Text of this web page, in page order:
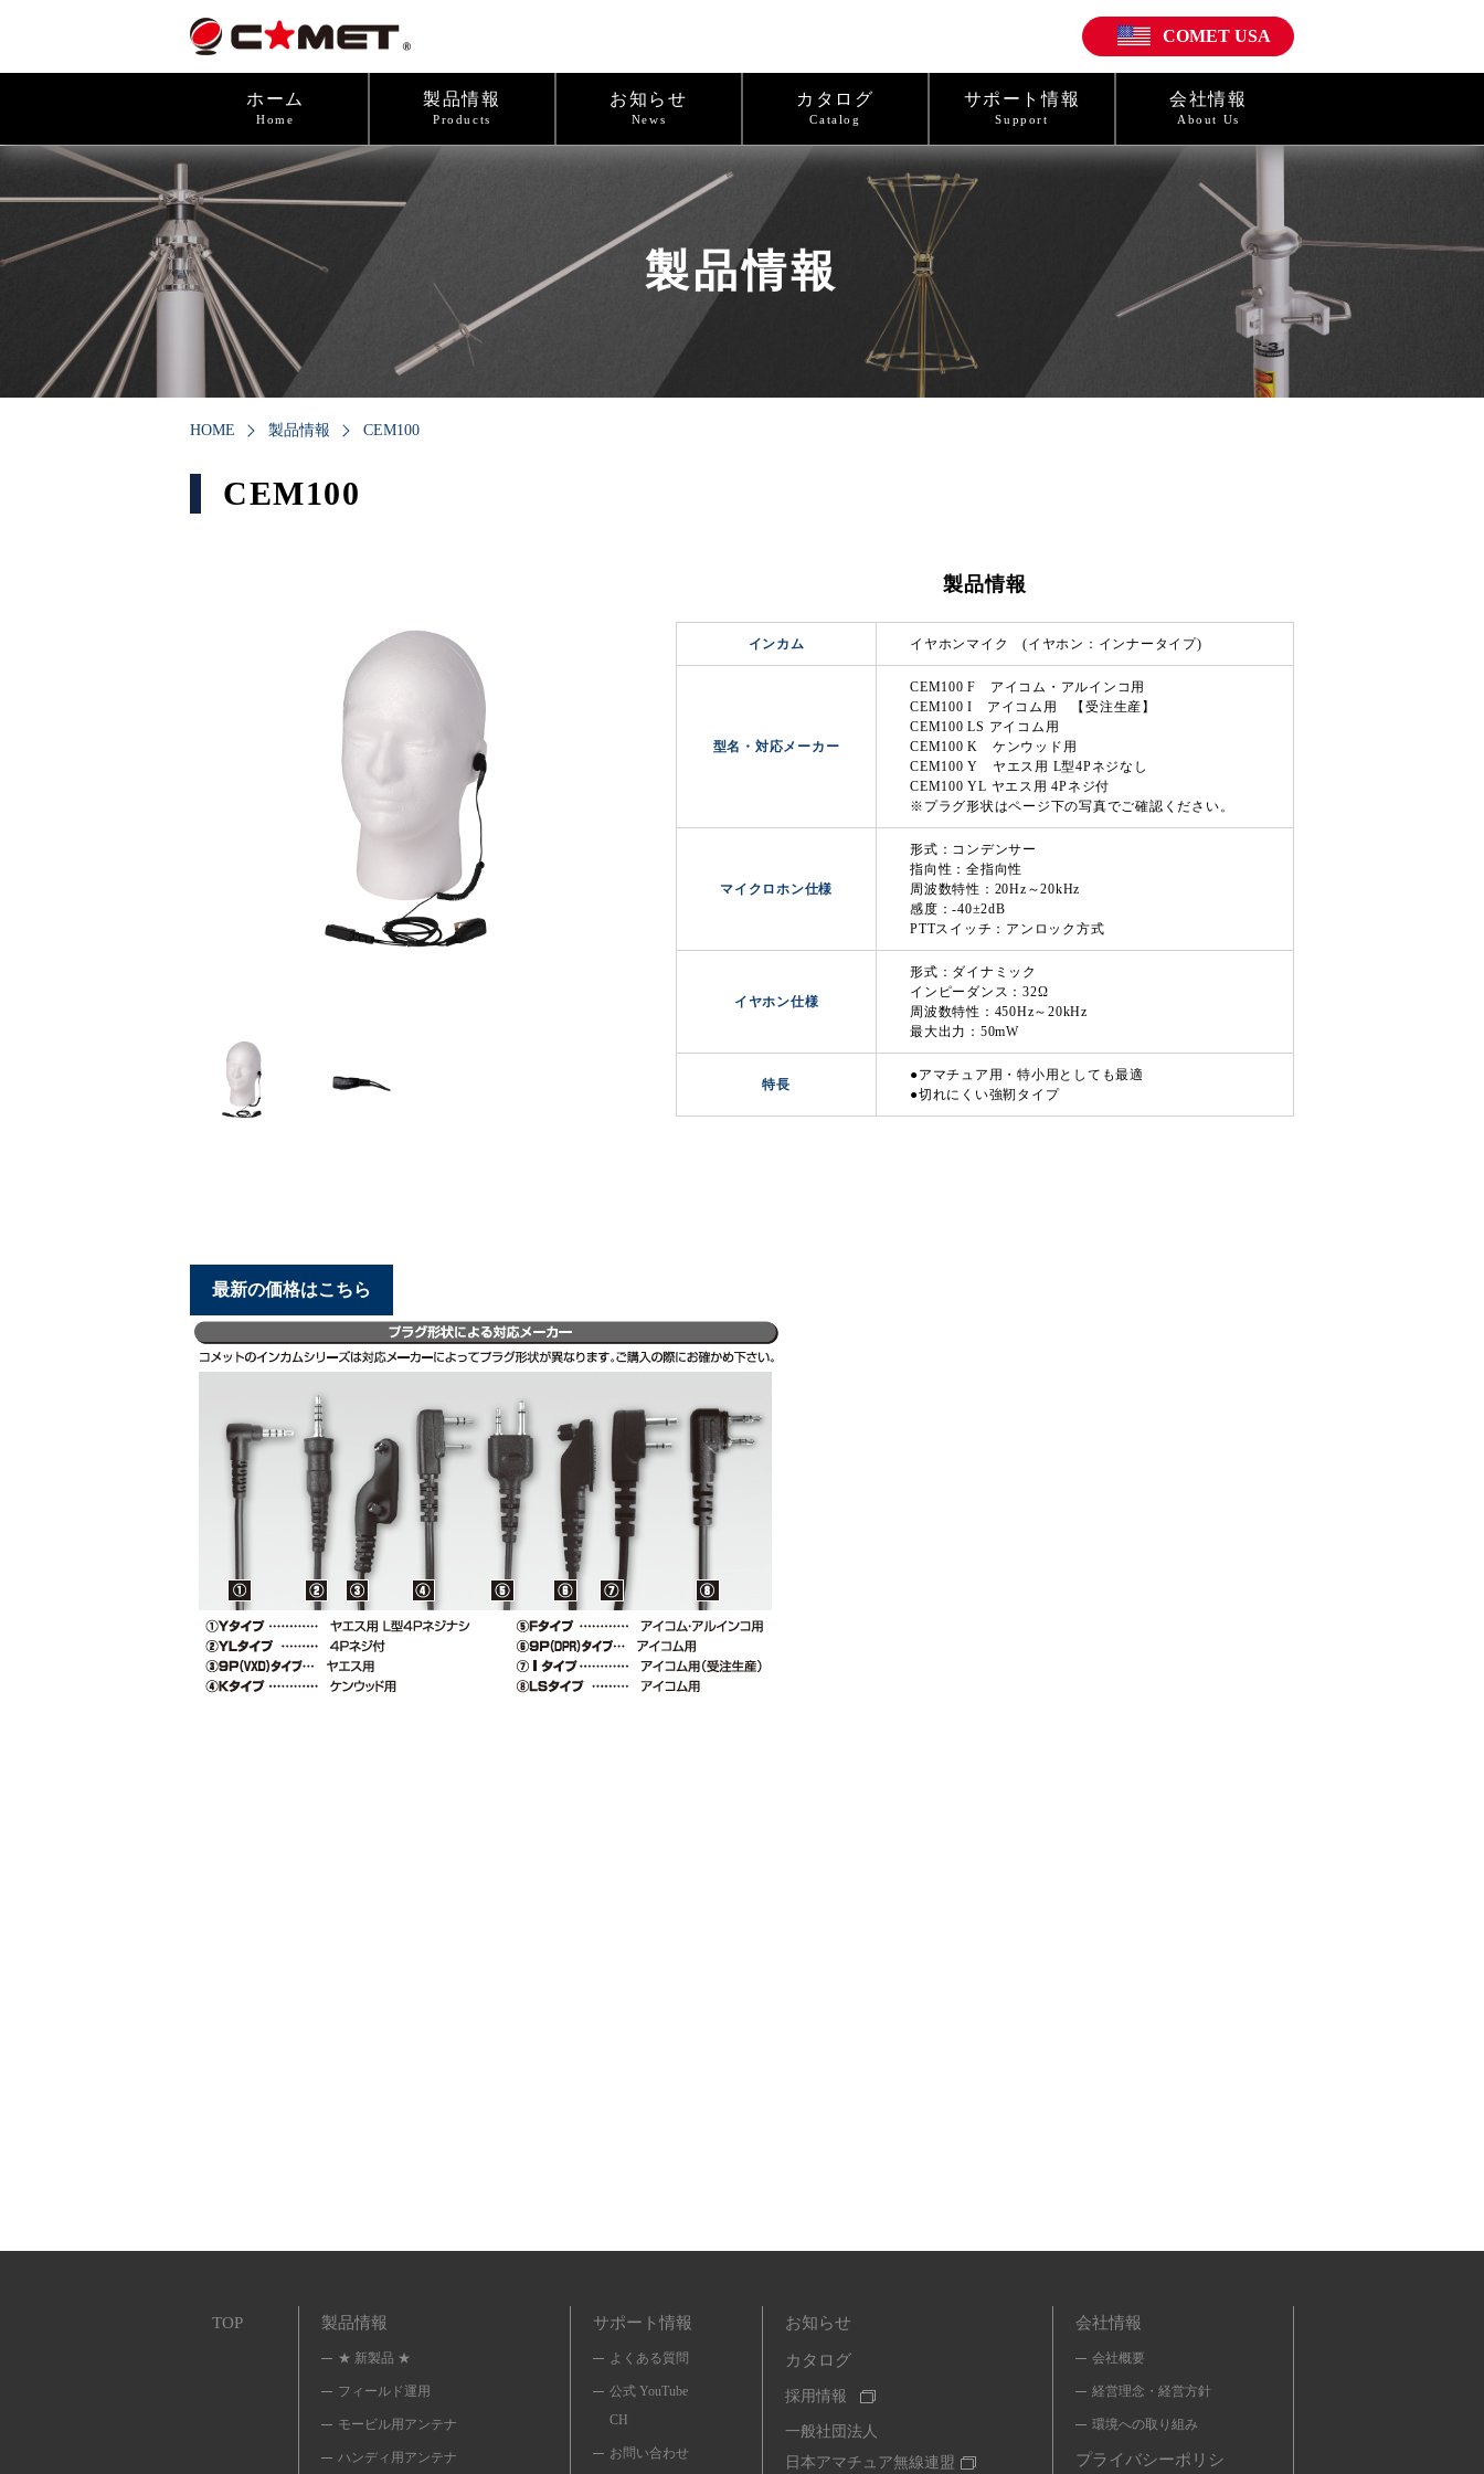
COMET USA
ホーム
Home
製品情報
Products
お知らせ
News
カタログ
Catalog
サポート情報
Support
会社情報
About Us
製品情報
HOME 製品情報 CEM100
CEM100
製品情報
インカム イヤホンマイク (イヤホン：インナータイプ)
型名・対応メーカー
CEM100 F アイコム・アルインコ用
CEM100 I アイコム用 【受注生産】
CEM100 LS アイコム用
CEM100 K ケンウッド用
CEM100 Y ヤエス用 L型4Pネジなし
CEM100 YL ヤエス用 4Pネジ付
※プラグ形状はページ下の写真でご確認ください。
マイクロホン仕様
形式：コンデンサー
指向性：全指向性
周波数特性：20Hz～20kHz
感度：-40±2dB
PTTスイッチ：アンロック方式
イヤホン仕様
形式：ダイナミック
インピーダンス：32Ω
周波数特性：450Hz～20kHz
最大出力：50mW
特長
●アマチュア用・特小用としても最適
●切れにくい強靭タイプ
最新の価格はこちら
TOP 製品情報
★ 新製品 ★
フィールド運用
モービル用アンテナ
ハンディ用アンテナ
サポート情報
よくある質問
公式 YouTube
CH
お問い合わせ
お知らせ
カタログ
採用情報
一般社団法人
日本アマチュア無線連盟
会社情報
会社概要
経営理念・経営方針
環境への取り組み
プライバシーポリシ